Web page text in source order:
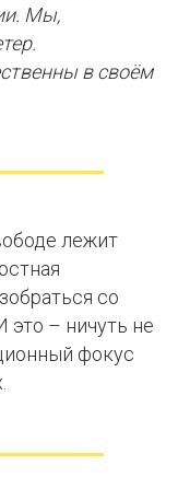
Мы,
в своём
лежит
со
это – ничуть не
фокус